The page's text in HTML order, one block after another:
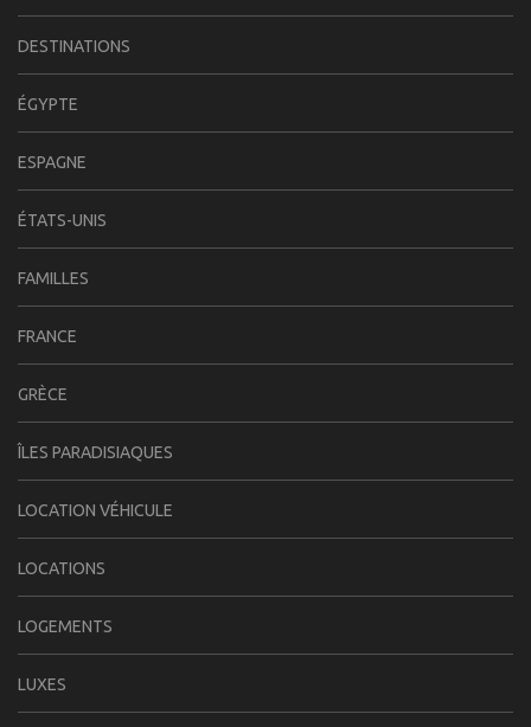
DESTINATIONS
ÉGYPTE
ESPAGNE
ÉTATS-UNIS
FAMILLES
FRANCE
GRÈCE
ÎLES PARADISIAQUES
LOCATION VÉHICULE
LOCATIONS
LOGEMENTS
LUXES